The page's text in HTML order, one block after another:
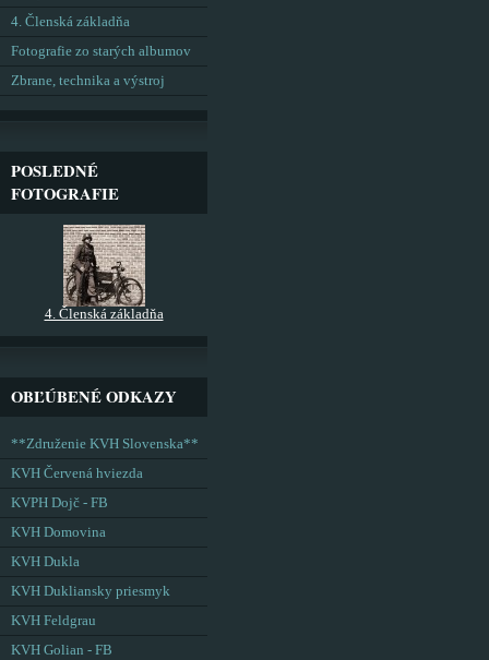
4. Členská základňa
Fotografie zo starých albumov
Zbrane, technika a výstroj
POSLEDNÉ
FOTOGRAFIE
4. Členská základňa
OBĽÚBENÉ ODKAZY
**Združenie KVH Slovenska**
KVH Červená hviezda
KVPH Dojč - FB
KVH Domovina
KVH Dukla
KVH Dukliansky priesmyk
KVH Feldgrau
KVH Golian - FB